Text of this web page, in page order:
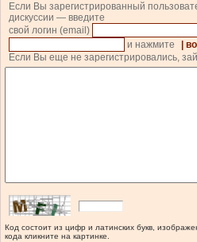
Если Вы зарегистрированный
дискуссии — введите
свой логин (email)
и нажмите
|
Если Вы еще не зарегистрировались,
Код состоит из цифр и латинских букв,
кода кликните на картинке.